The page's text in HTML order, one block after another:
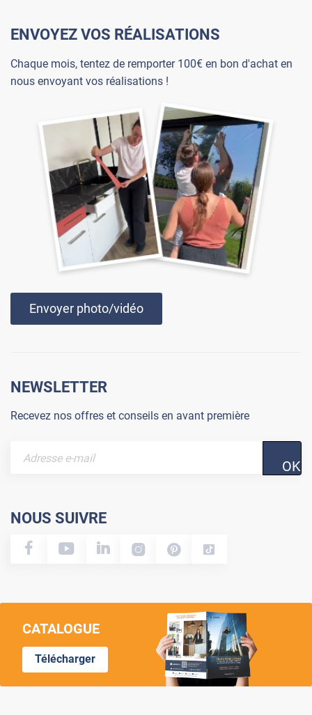
ENVOYEZ VOS RÉALISATIONS
Chaque mois, tentez de remporter 100€ en bon d'achat en
nous envoyant vos réalisations !
Envoyer photo/vidéo
NEWSLETTER
Recevez nos offres et conseils en avant première
OK
NOUS SUIVRE
CATALOGUE
Télécharger